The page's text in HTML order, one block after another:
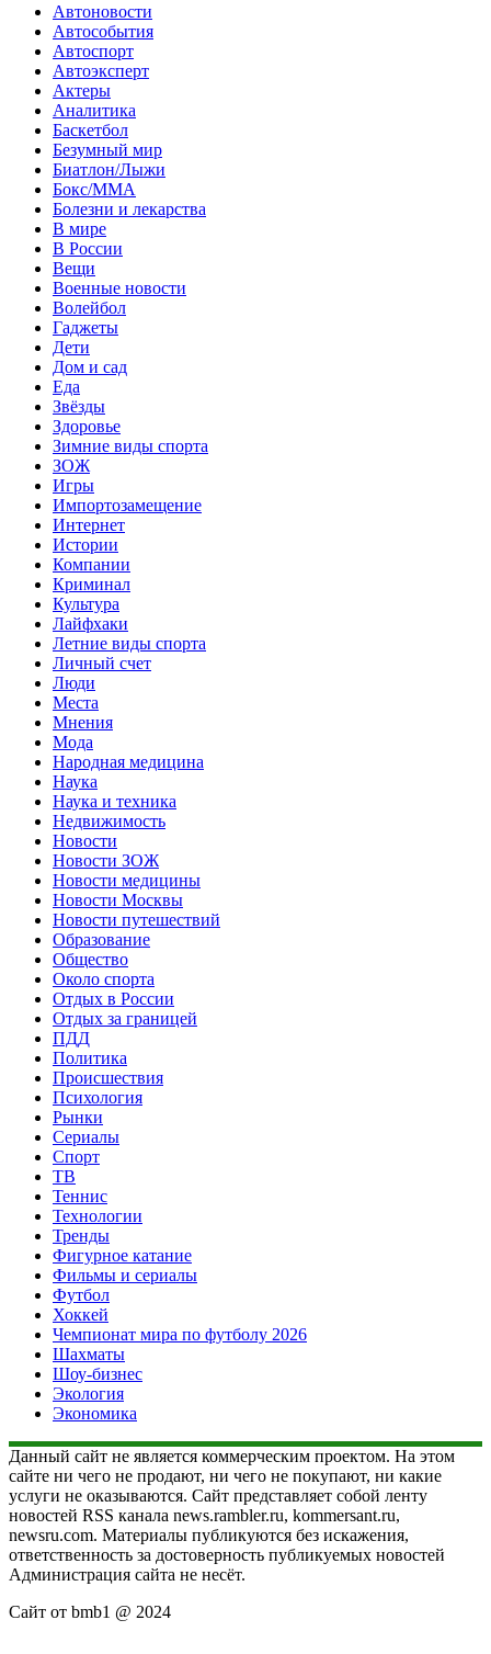
Автоновости
Автособытия
Автоспорт
Автоэксперт
Актеры
Аналитика
Баскетбол
Безумный мир
Биатлон/Лыжи
Бокс/MMA
Болезни и лекарства
В мире
В России
Вещи
Военные новости
Волейбол
Гаджеты
Дети
Дом и сад
Еда
Звёзды
Здоровье
Зимние виды спорта
ЗОЖ
Игры
Импортозамещение
Интернет
Истории
Компании
Криминал
Культура
Лайфхаки
Летние виды спорта
Личный счет
Люди
Места
Мнения
Мода
Народная медицина
Наука
Наука и техника
Недвижимость
Новости
Новости ЗОЖ
Новости медицины
Новости Москвы
Новости путешествий
Образование
Общество
Около спорта
Отдых в России
Отдых за границей
ПДД
Политика
Происшествия
Психология
Рынки
Сериалы
Спорт
ТВ
Теннис
Технологии
Тренды
Фигурное катание
Фильмы и сериалы
Футбол
Хоккей
Чемпионат мира по футболу 2026
Шахматы
Шоу-бизнес
Экология
Экономика
Данный сайт не является коммерческим проектом. На этом
сайте ни чего не продают, ни чего не покупают, ни какие
услуги не оказываются. Сайт представляет собой ленту
новостей RSS канала news.rambler.ru, kommersant.ru,
newsru.com. Материалы публикуются без искажения,
ответственность за достоверность публикуемых новостей
Администрация сайта не несёт.
Сайт от bmb1 @ 2024